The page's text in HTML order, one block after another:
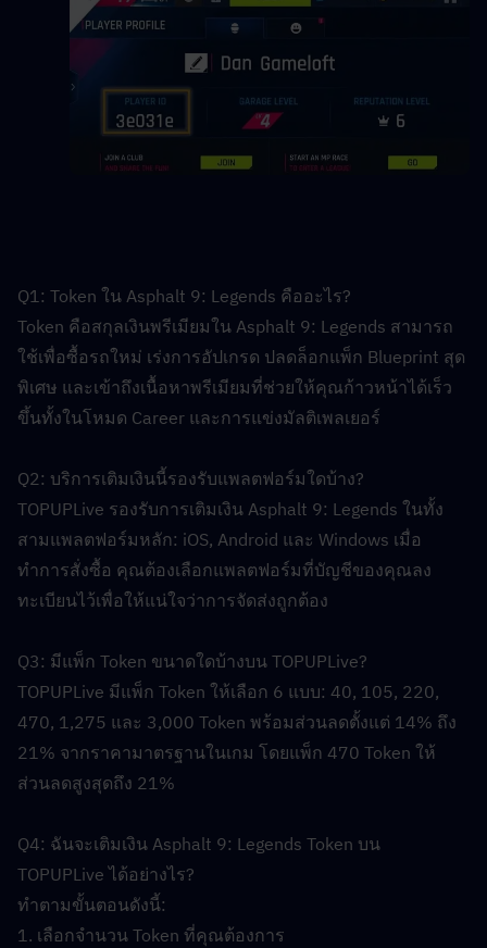
Q1: Token ใน Asphalt 9: Legends คืออะไร?
Token คือสกุลเงินพรีเมียมใน Asphalt 9: Legends สามารถ
ใช้เพื่อซื้อรถใหม่ เร่งการอัปเกรด ปลดล็อกแพ็ก Blueprint สุด
พิเศษ และเข้าถึงเนื้อหาพรีเมียมที่ช่วยให้คุณก้าวหน้าได้เร็ว
ขึ้นทั้งในโหมด Career และการแข่งมัลติเพลเยอร์
Q2: บริการเติมเงินนี้รองรับแพลตฟอร์มใดบ้าง?
TOPUPLive รองรับการเติมเงิน Asphalt 9: Legends ในทั้ง
สามแพลตฟอร์มหลัก: iOS, Android และ Windows เมื่อ
ทำการสั่งซื้อ คุณต้องเลือกแพลตฟอร์มที่บัญชีของคุณลง
ทะเบียนไว้เพื่อให้แน่ใจว่าการจัดส่งถูกต้อง
Q3: มีแพ็ก Token ขนาดใดบ้างบน TOPUPLive?
TOPUPLive มีแพ็ก Token ให้เลือก 6 แบบ: 40, 105, 220,
470, 1,275 และ 3,000 Token พร้อมส่วนลดตั้งแต่ 14% ถึง
21% จากราคามาตรฐานในเกม โดยแพ็ก 470 Token ให้
ส่วนลดสูงสุดถึง 21%
Q4: ฉันจะเติมเงิน Asphalt 9: Legends Token บน
TOPUPLive ได้อย่างไร?
ทำตามขั้นตอนดังนี้:
1. เลือกจำนวน Token ที่คุณต้องการ